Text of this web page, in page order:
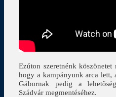
Ezúton szeretnénk
hogy a kampányunk arca lett,
Gábornak pedig a
Szádvár megmentéséhez.